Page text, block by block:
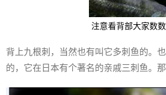
注意看背部大家数数
背上九根刺，当然也有叫它多刺鱼的。
的，它在日本有个著名的亲戚三刺鱼。那